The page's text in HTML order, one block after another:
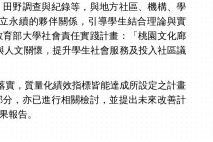
野調查與紀錄等，與地方社區、機構、學
永續的夥伴關係，引導學生結合理論與實
部大學社會責任實踐計畫：「桃園文化廊
文關懷，提升學生社會服務及投入社區議
，質量化績效指標皆能達成所設定之計畫
，亦已進行相關檢討，並提出未來改善計
報告。